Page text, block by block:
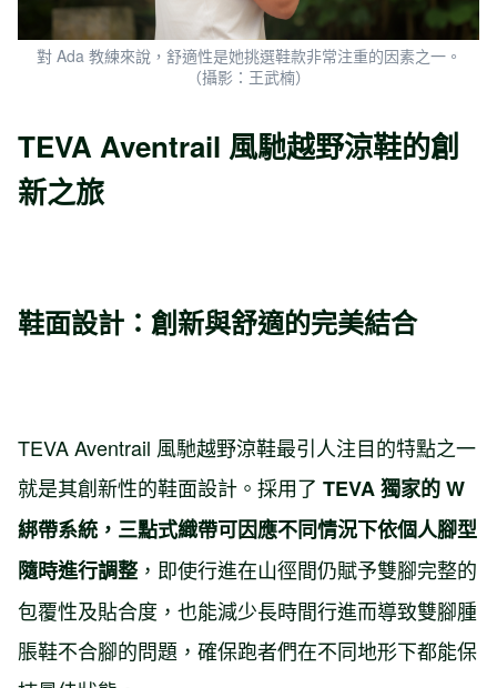
對 Ada 教練來說，舒適性是她挑選鞋款非常注重的因素之一。
（攝影：王武楠）
TEVA Aventrail 風馳越野涼鞋的創
新之旅
鞋面設計：創新與舒適的完美結合
TEVA Aventrail 風馳越野涼鞋最引人注目的特點之一
就是其創新性的鞋面設計。採用了 TEVA 獨家的 W
綁帶系統 ，三點式織帶可因應不同情況下依個人腳型
隨時進行調整，即使行進在山徑間仍賦予雙腳完整的
包覆性及貼合度，也能減少長時間行進而導致雙腳腫
脹鞋不合腳的問題，確保跑者們在不同地形下都能保